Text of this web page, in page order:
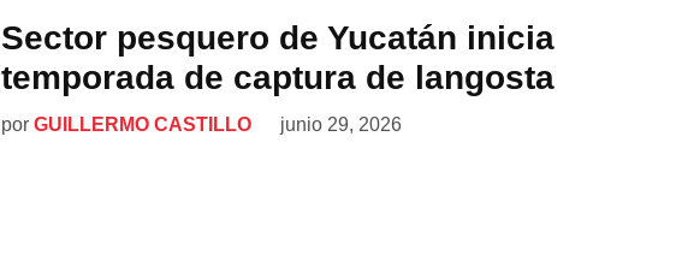
Sector pesquero de Yucatán inicia
temporada de captura de langosta
por GUILLERMO CASTILLO junio 29, 2026